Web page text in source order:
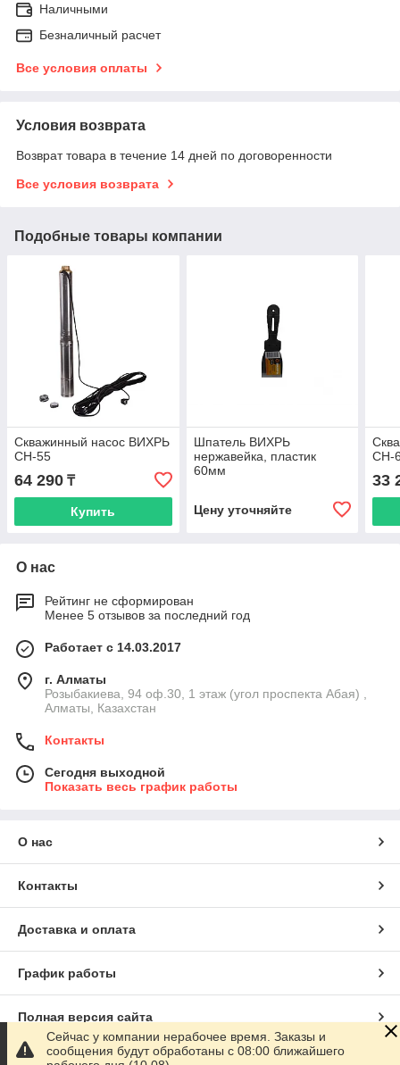
Наличными
Безналичный расчет
Все условия оплаты
Условия возврата
Возврат товара в течение 14 дней по договоренности
Все условия возврата
Подобные товары компании
Скважинный насос ВИХРЬ
СН-55
64 290 ₸
Купить
Шпатель ВИХРЬ
нержавейка, пластик
60мм
Цену уточняйте
СН-
33
О нас
Рейтинг не сформирован
Менее 5 отзывов за последний год
Работает с 14.03.2017
г. Алматы
Розыбакиева, 94 оф.30, 1 этаж (угол проспекта Абая) ,
Алматы, Казахстан
Контакты
Сегодня выходной
Показать весь график работы
О нас
Контакты
Доставка и оплата
График работы
Полная версия сайта
Сайт создан на маркетплейсе
Сейчас у компании нерабочее время. Заказы и
сообщения будут обработаны с 08:00 ближайшего